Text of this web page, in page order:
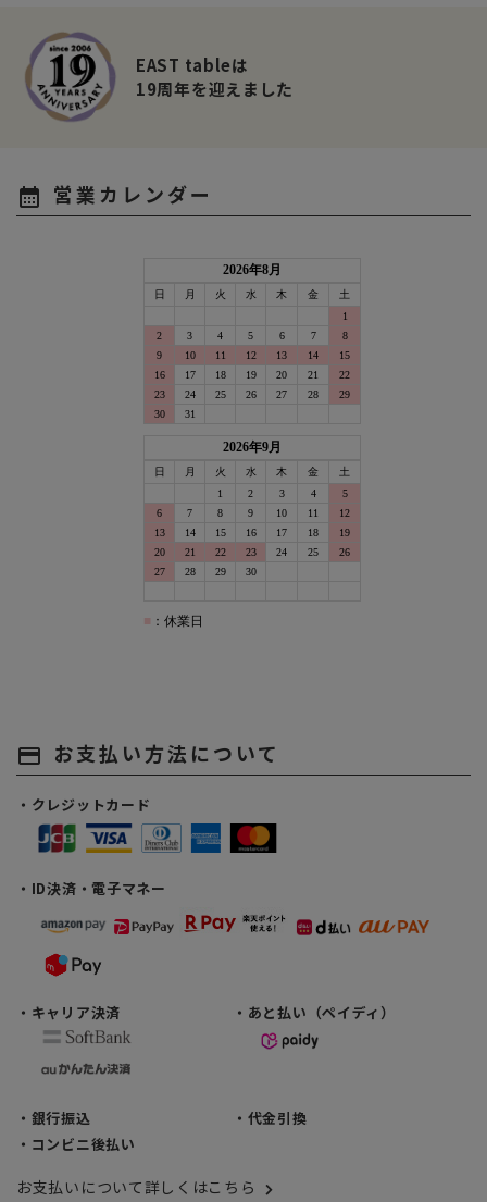
EAST tableは
19周年を迎えました
calendar_month 営業カレンダー
payment お支払い方法について
・クレジットカード
・ID決済・電子マネー
・キャリア決済 ・あと払い（ペイディ）
・銀行振込
・代金引換
・コンビニ後払い
お支払いについて詳しくはこちら